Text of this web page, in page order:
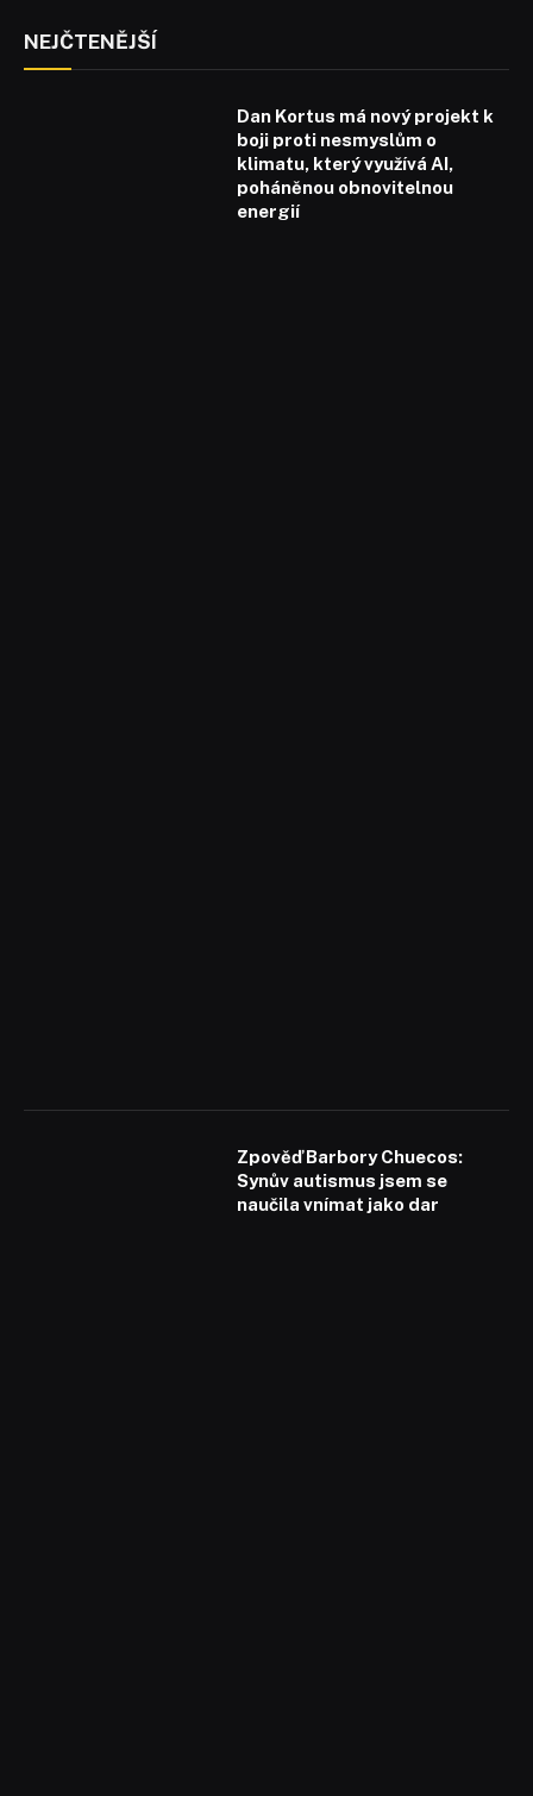
NEJČTENĚJŠÍ
Dan Kortus má nový projekt k
boji proti nesmyslům o
klimatu, který využívá AI,
poháněnou obnovitelnou
energií
Zpověď Barbory Chuecos:
Synův autismus jsem se
naučila vnímat jako dar